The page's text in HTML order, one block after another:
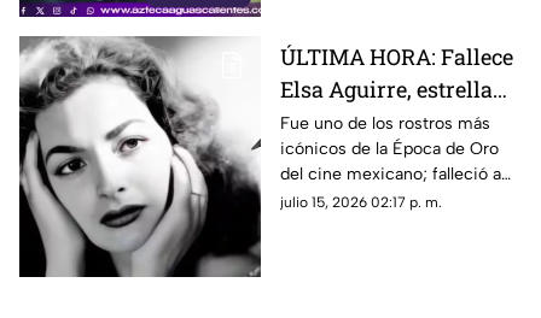
ÚLTIMA HORA: Fallece
Elsa Aguirre, estrella
del Cine de Oro
mexicano; esto
sabemos
Fue uno de los rostros más
icónicos de la Época de Oro
del cine mexicano; falleció a
los 95 años
julio 15, 2026 02:17 p. m.